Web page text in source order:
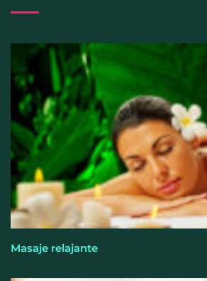
humedad prolongada, claves
las infecciones más frecuentes
Masaje relajante